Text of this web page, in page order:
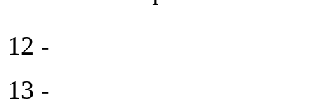
12 -
13 -